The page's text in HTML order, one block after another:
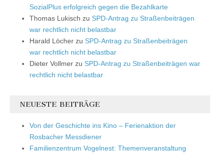
SozialPlus erfolgreich gegen die Bezahlkarte
Thomas Lukisch zu SPD-Antrag zu Straßenbeiträgen
war rechtlich nicht belastbar
Harald Löcher zu SPD-Antrag zu Straßenbeiträgen
war rechtlich nicht belastbar
Dieter Vollmer zu SPD-Antrag zu Straßenbeiträgen war
rechtlich nicht belastbar
NEUESTE BEITRÄGE
Von der Geschichte ins Kino – Ferienaktion der
Rosbacher Messdiener
Familienzentrum Vogelnest: Themenveranstaltung